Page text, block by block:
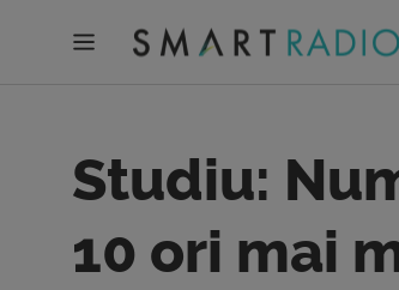
Studiu:
10 ori mai